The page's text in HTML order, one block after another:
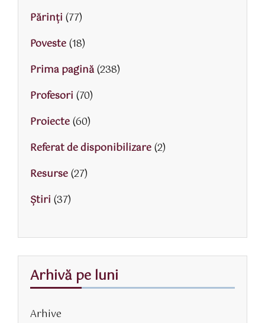
Părinţi (77)
Poveste(18)
Prima pagină(238)
Profesori (70)
Proiecte(60)
Referat de disponibilizare(2)
Resurse(27)
Știri (37)
Arhivă pe luni
Arhive